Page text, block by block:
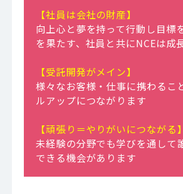
【社員は会社の財産】
向上心と夢を持って行動し目標
を果たす、社員と共にNCEは成
【受託開発がメイン】
様々なお客様・仕事に携わるこ
ルアップにつながります
【頑張り＝やりがいにつながる】
未経験の分野でも学びを通して
できる機会があります